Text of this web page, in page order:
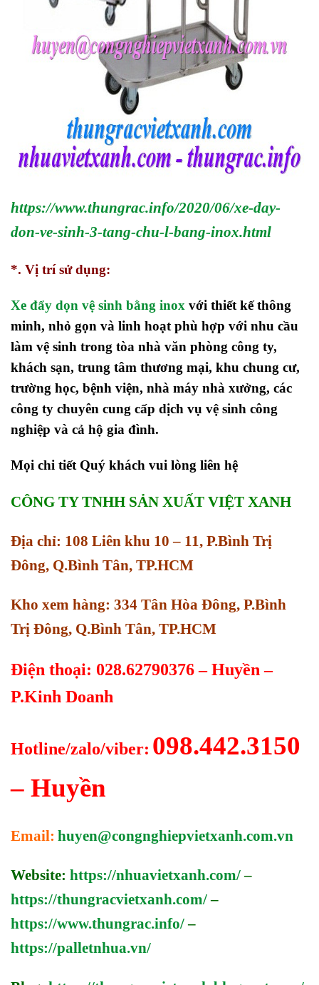
https://www.thungrac.info/2020/06/xe-day-
don-ve-sinh-3-tang-chu-l-bang-inox.html
*. Vị trí sử dụng:
Xe đẩy dọn vệ sinh bằng inox với thiết kế thông
minh, nhỏ gọn và linh hoạt phù hợp với nhu cầu
làm vệ sinh trong tòa nhà văn phòng công ty,
khách sạn, trung tâm thương mại, khu chung cư,
trường học, bệnh viện, nhà máy nhà xưởng, các
công ty chuyên cung cấp dịch vụ vệ sinh công
nghiệp và cả hộ gia đình.
Mọi chi tiết Quý khách vui lòng liên hệ
CÔNG TY TNHH SẢN XUẤT VIỆT XANH
Địa chỉ: 108 Liên khu 10 – 11, P.Bình Trị
Đông, Q.Bình Tân, TP.HCM
Kho xem hàng: 334 Tân Hòa Đông, P.Bình
Trị Đông, Q.Bình Tân, TP.HCM
Điện thoại: 028.62790376 – Huyền –
P.Kinh Doanh
Hotline/zalo/viber: 098.442.3150
– Huyền
Email: huyen@congnghiepvietxanh.com.vn
Website: https://nhuavietxanh.com/–
https://thungracvietxanh.com/–
https://www.thungrac.info/ –
https://palletnhua.vn/